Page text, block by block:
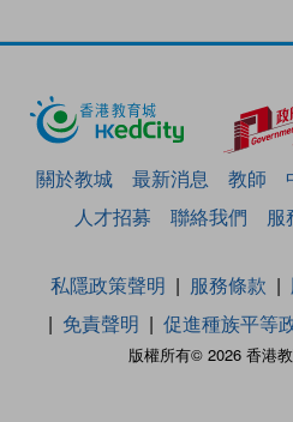
關於教城 最新消息 教師
人才招募
聯絡我們 服
版權所有© 2026 香港
私隱政策聲明 服務條款
免責聲明
促進種族平等